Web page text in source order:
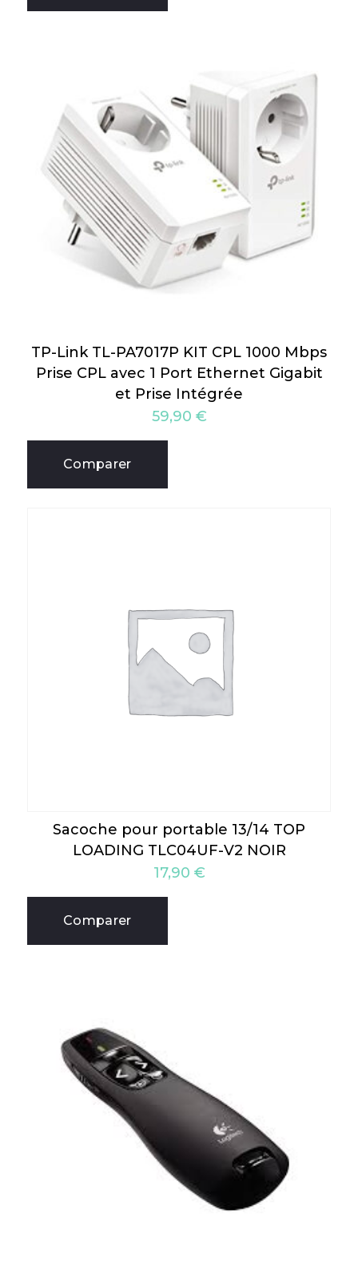
TP-Link TL-PA7017P KIT CPL 1000 Mbps
Prise CPL avec 1 Port Ethernet Gigabit
et Prise Intégrée
59,90 €
Comparer
Sacoche pour portable 13/14 TOP
LOADING TLC04UF-V2 NOIR
17,90 €
Comparer